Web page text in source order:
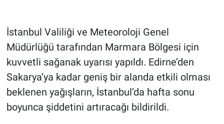
İstanbul Valiliği ve Meteoroloji Genel
Müdürlüğü tarafından Marmara Bölgesi için
kuvvetli sağanak uyarısı yapıldı. Edirne’den
Sakarya’ya kadar geniş bir alanda etkili olması
beklenen yağışların, İstanbul’da hafta sonu
boyunca şiddetini artıracağı bildirildi.
ÇEVRE
HABERDE İNSAN
POLİTİKA
SPOR